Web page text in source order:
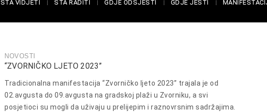
ŠTA VIDJETI ŠTA RADITI GDJE ODSJESTI GDJE JESTI
NOVOSTI
“ZVORNIČKO LJETO 2023”
Tradicionalna manifestacija “Zvorničko ljeto 2023” trajala je od
02.avgusta do 09.avgusta na gradskoj plaži u Zvorniku, a svi
posjetioci su mogli da uživaju u prelijepim i raznovrsnim sadržajima.